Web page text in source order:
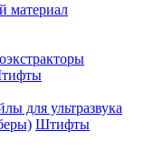
материал
для ультразвука
Штифты